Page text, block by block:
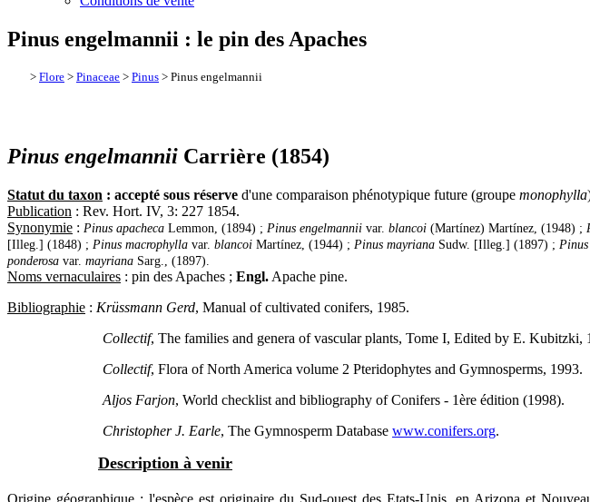
Pinus engelmannii : le pin des Apaches
> Flore > Pinaceae > Pinus > Pinus engelmannii
Pinus engelmannii Carrière (1854)
Statut du taxon : accepté sous réserve d'une comparaison phénotypique future (groupe monophylla
Publication : Rev. Hort. IV, 3: 227 1854.
Synonymie : Pinus apacheca Lemmon, (1894) ; Pinus engelmannii var. blancoi (Martínez) Martínez, (1948) ;
[Illeg.] (1848) ; Pinus macrophylla var. blancoi Martínez, (1944) ; Pinus mayriana Sudw. [Illeg.] (1897) ;
ponderosa var. mayriana Sarg., (1897).
Noms vernaculaires : pin des Apaches ; Engl. Apache pine.
Bibliographie : Krüssmann Gerd, Manual of cultivated conifers, 1985.
Collectif, The families and genera of vascular plants, Tome I, Edited by E. Kubitzki,
Collectif, Flora of North America volume 2 Pteridophytes and Gymnosperms, 1993.
Aljos Farjon, World checklist and bibliography of Conifers - 1ère édition (1998).
Christopher J. Earle, The Gymnosperm Database www.conifers.org.
Description à venir
Origine géographique : l'espèce est originaire du Sud-ouest des Etats-Unis, en Arizona et